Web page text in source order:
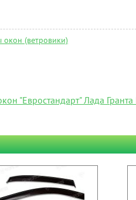
(ветровики)
"Евростандарт" Лада